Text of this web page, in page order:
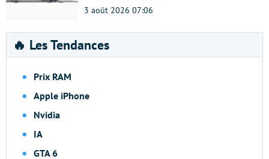
3 août 2026 07:06
🔥 Les Tendances
Prix RAM
Apple iPhone
Nvidia
IA
GTA 6